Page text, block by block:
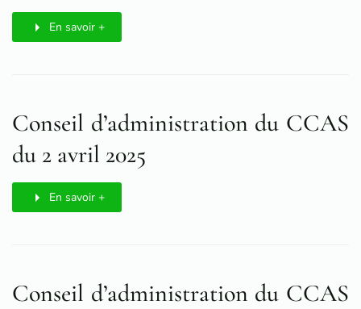
En savoir +
Conseil d’administration du CCAS
du 2 avril 2025
En savoir +
Conseil d’administration du CCAS